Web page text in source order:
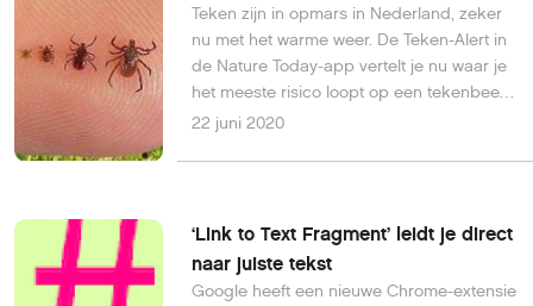
Teken zijn in opmars in Nederland, zeker
nu met het warme weer. De Teken-Alert in
de Nature Today-app vertelt je nu waar je
het meeste risico loopt op een tekenbeet
en wat je in dat geval moet doen.
22 juni 2020
‘Link to Text Fragment’ leidt je direct
naar juiste tekst
Google heeft een nieuwe Chrome-extensie